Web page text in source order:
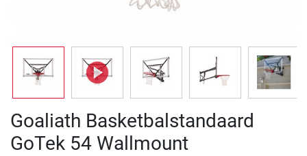
Goaliath Basketbalstandaard
GoTek 54 Wallmount